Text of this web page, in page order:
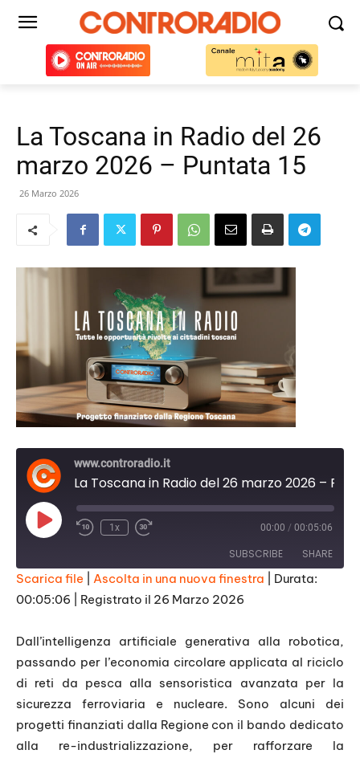
La Toscana in Radio del 26
marzo 2026 – Puntata 15
26 Marzo 2026
www.controradio.it
Play
Episode
1x 00:00 / 00:05:06
SUBSCRIBE SHARE
SHARE
LINK
EMBED
Scarica file Ascolta in una nuova finestra
Durata:
00:05:06
Registrato il 26 Marzo 2026
Dall’intelligenza artificiale generativa alla robotica,
passando per l’economia circolare applicata al riciclo
di reti da pesca alla sensoristica avanzata per la
sicurezza ferroviaria e nucleare. Sono alcuni dei
progetti finanziati dalla Regione con il bando dedicato
alla re-industrializzazione, per rafforzare la